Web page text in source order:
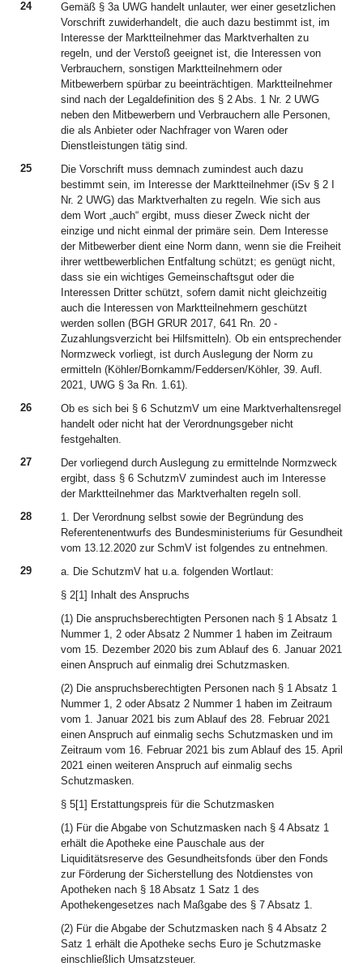
24
Gemäß § 3a UWG handelt unlauter, wer einer gesetzlichen
Vorschrift zuwiderhandelt, die auch dazu bestimmt ist, im
Interesse der Marktteilnehmer das Marktverhalten zu
regeln, und der Verstoß geeignet ist, die Interessen von
Verbrauchern, sonstigen Marktteilnehmern oder
Mitbewerbern spürbar zu beeinträchtigen. Marktteilnehmer
sind nach der Legaldefinition des § 2 Abs. 1 Nr. 2 UWG
neben den Mitbewerbern und Verbrauchern alle Personen,
die als Anbieter oder Nachfrager von Waren oder
Dienstleistungen tätig sind.
25
Die Vorschrift muss demnach zumindest auch dazu
bestimmt sein, im Interesse der Marktteilnehmer (iSv § 2 I
Nr. 2 UWG) das Marktverhalten zu regeln. Wie sich aus
dem Wort „auch“ ergibt, muss dieser Zweck nicht der
einzige und nicht einmal der primäre sein. Dem Interesse
der Mitbewerber dient eine Norm dann, wenn sie die Freiheit
ihrer wettbewerblichen Entfaltung schützt; es genügt nicht,
dass sie ein wichtiges Gemeinschaftsgut oder die
Interessen Dritter schützt, sofern damit nicht gleichzeitig
auch die Interessen von Marktteilnehmern geschützt
werden sollen (BGH GRUR 2017, 641 Rn. 20 -
Zuzahlungsverzicht bei Hilfsmitteln). Ob ein entsprechender
Normzweck vorliegt, ist durch Auslegung der Norm zu
ermitteln (Köhler/Bornkamm/Feddersen/Köhler, 39. Aufl.
2021, UWG § 3a Rn. 1.61).
26
Ob es sich bei § 6 SchutzmV um eine Marktverhaltensregel
handelt oder nicht hat der Verordnungsgeber nicht
festgehalten.
27
Der vorliegend durch Auslegung zu ermittelnde Normzweck
ergibt, dass § 6 SchutzmV zumindest auch im Interesse
der Marktteilnehmer das Marktverhalten regeln soll.
28
1. Der Verordnung selbst sowie der Begründung des
Referentenentwurfs des Bundesministeriums für Gesundheit
vom 13.12.2020 zur SchmV ist folgendes zu entnehmen.
29
a. Die SchutzmV hat u.a. folgenden Wortlaut:
§ 2[1] Inhalt des Anspruchs
(1) Die anspruchsberechtigten Personen nach § 1 Absatz 1
Nummer 1, 2 oder Absatz 2 Nummer 1 haben im Zeitraum
vom 15. Dezember 2020 bis zum Ablauf des 6. Januar 2021
einen Anspruch auf einmalig drei Schutzmasken.
(2) Die anspruchsberechtigten Personen nach § 1 Absatz 1
Nummer 1, 2 oder Absatz 2 Nummer 1 haben im Zeitraum
vom 1. Januar 2021 bis zum Ablauf des 28. Februar 2021
einen Anspruch auf einmalig sechs Schutzmasken und im
Zeitraum vom 16. Februar 2021 bis zum Ablauf des 15. April
2021 einen weiteren Anspruch auf einmalig sechs
Schutzmasken.
§ 5[1] Erstattungspreis für die Schutzmasken
(1) Für die Abgabe von Schutzmasken nach § 4 Absatz 1
erhält die Apotheke eine Pauschale aus der
Liquiditätsreserve des Gesundheitsfonds über den Fonds
zur Förderung der Sicherstellung des Notdienstes von
Apotheken nach § 18 Absatz 1 Satz 1 des
Apothekengesetzes nach Maßgabe des § 7 Absatz 1.
(2) Für die Abgabe der Schutzmasken nach § 4 Absatz 2
Satz 1 erhält die Apotheke sechs Euro je Schutzmaske
einschließlich Umsatzsteuer.